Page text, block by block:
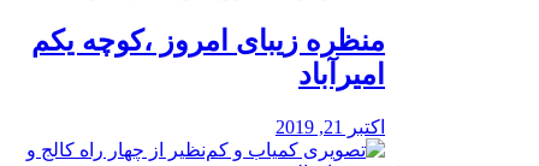
منظره‌‌ زیبای امروز ،کوچه یکم
امیرآباد
اکتبر 21, 2019